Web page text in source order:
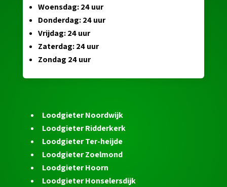
Woensdag: 24 uur
Donderdag: 24 uur
Vrijdag: 24 uur
Zaterdag: 24 uur
Zondag 24 uur
Loodgieter Noordwijk
Loodgieter Ridderkerk
Loodgieter Ter-heijde
Loodgieter Zoelmond
Loodgieter Hoorn
Loodgieter Honselersdijk